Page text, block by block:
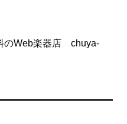
Web楽器店 chuya-